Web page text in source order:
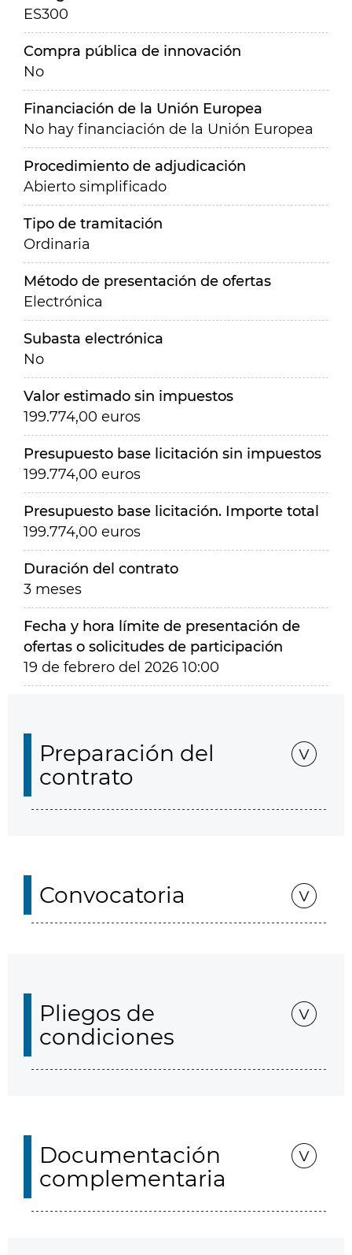
ES300
Compra pública de innovación
No
Financiación de la Unión Europea
No hay financiación de la Unión Europea
Procedimiento de adjudicación
Abierto simplificado
Tipo de tramitación
Ordinaria
Método de presentación de ofertas
Electrónica
Subasta electrónica
No
Valor estimado sin impuestos
199.774,00 euros
Presupuesto base licitación sin impuestos
199.774,00 euros
Presupuesto base licitación. Importe total
199.774,00 euros
Duración del contrato
3 meses
Fecha y hora límite de presentación de
ofertas o solicitudes de participación
19 de febrero del 2026 10:00
Preparación del
contrato
Convocatoria
Pliegos de
condiciones
Documentación
complementaria